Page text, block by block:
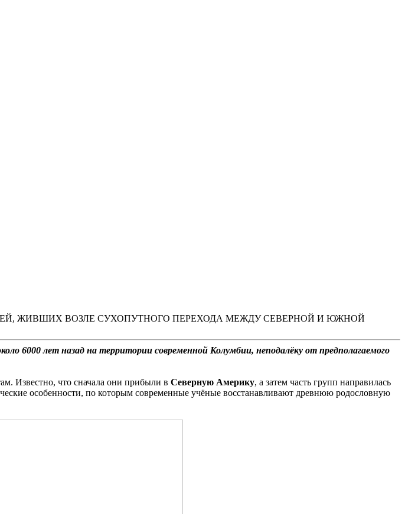
ЖИВШИХ ВОЗЛЕ СУХОПУТНОГО ПЕРЕХОДА МЕЖДУ СЕВЕРНОЙ И ЮЖНОЙ
6000 лет назад на территории современной Колумбии, неподалёку от предполагаемого
Известно, что сначала они прибыли в Северную Америку, а затем часть групп направилась
особенности, по которым современные учёные восстанавливают древнюю родословную